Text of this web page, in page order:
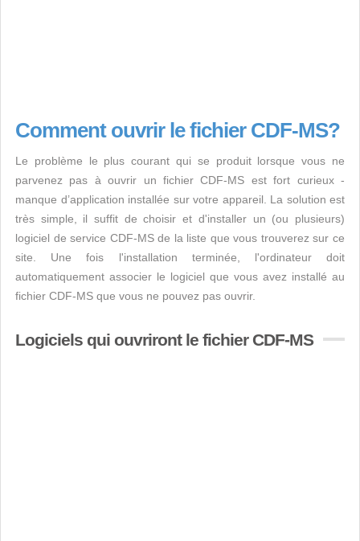
Comment ouvrir le fichier CDF-MS?
Le problème le plus courant qui se produit lorsque vous ne
parvenez pas à ouvrir un fichier CDF-MS est fort curieux -
manque d’application installée sur votre appareil. La solution est
très simple, il suffit de choisir et d'installer un (ou plusieurs)
logiciel de service CDF-MS de la liste que vous trouverez sur ce
site. Une fois l'installation terminée, l'ordinateur doit
automatiquement associer le logiciel que vous avez installé au
fichier CDF-MS que vous ne pouvez pas ouvrir.
Logiciels qui ouvriront le fichier CDF-MS